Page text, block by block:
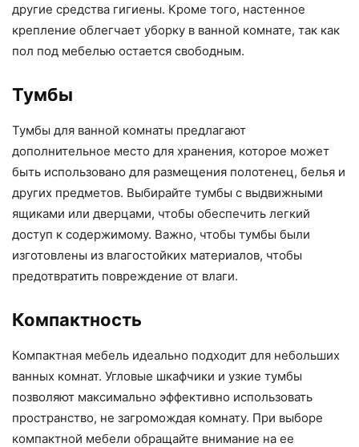
другие средства гигиены. Кроме того, настенное
крепление облегчает уборку в ванной комнате, так как
пол под мебелью остается свободным.
Тумбы
Тумбы для ванной комнаты предлагают
дополнительное место для хранения, которое может
быть использовано для размещения полотенец, белья и
других предметов. Выбирайте тумбы с выдвижными
ящиками или дверцами, чтобы обеспечить легкий
доступ к содержимому. Важно, чтобы тумбы были
изготовлены из влагостойких материалов, чтобы
предотвратить повреждение от влаги.
Компактность
Компактная мебель идеально подходит для небольших
ванных комнат. Угловые шкафчики и узкие тумбы
позволяют максимально эффективно использовать
пространство, не загромождая комнату. При выборе
компактной мебели обращайте внимание на ее